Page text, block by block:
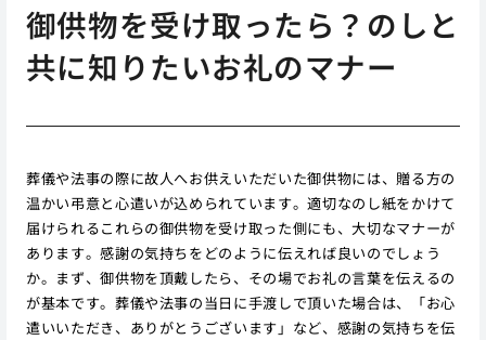
御供物を受け取ったら？のしと
共に知りたいお礼のマナー
葬儀や法事の際に故人へお供えいただいた御供物には、贈る方の
温かい弔意と心遣いが込められています。適切なのし紙をかけて
届けられるこれらの御供物を受け取った側にも、大切なマナーが
あります。感謝の気持ちをどのように伝えれば良いのでしょう
か。まず、御供物を頂戴したら、その場でお礼の言葉を伝えるの
が基本です。葬儀や法事の当日に手渡しで頂いた場合は、「お心
遣いいただき、ありがとうございます」など、感謝の気持ちを伝